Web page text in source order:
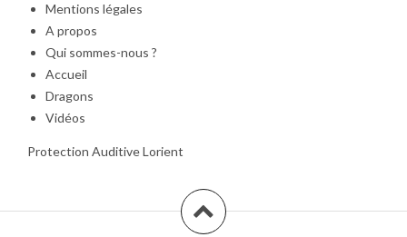
Mentions légales
A propos
Qui sommes-nous ?
Accueil
Dragons
Vidéos
Protection Auditive Lorient